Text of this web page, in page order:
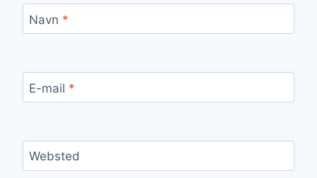
Navn *
E-mail *
Websted